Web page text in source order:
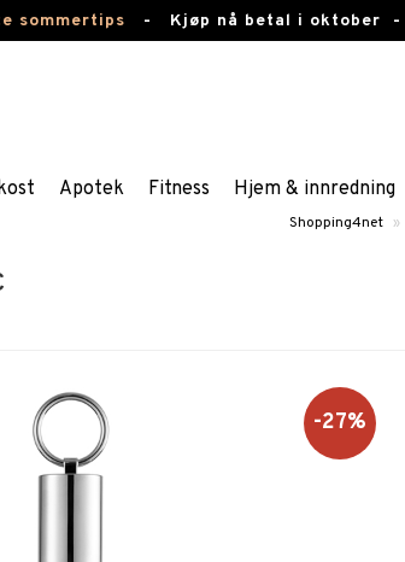
sommertips - Kjøp nå betal i oktober -
Apotek Fitness Hjem & innredning
Shopping4net »
-27%